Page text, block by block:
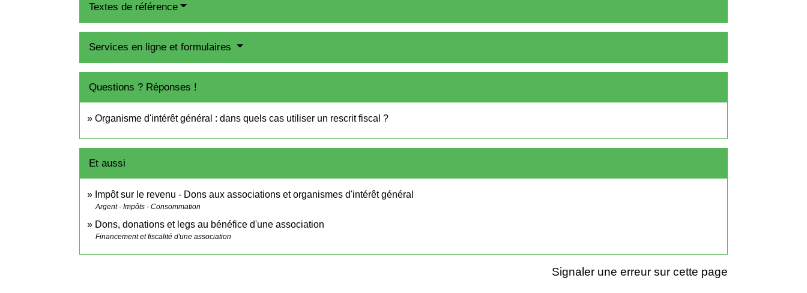
Textes de référence
Services en ligne et formulaires
Questions ? Réponses !
Organisme d'intérêt général : dans quels cas utiliser un rescrit fiscal ?
Et aussi
Impôt sur le revenu - Dons aux associations et organismes d'intérêt général
Argent - Impôts - Consommation
Dons, donations et legs au bénéfice d'une association
Financement et fiscalité d'une association
Signaler une erreur sur cette page